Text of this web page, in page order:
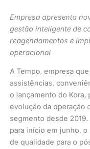
Empresa apresenta
gestão inteligente de
reagendamentos e
operacional
A Tempo, empresa
assistências,
o lançamento do Kora,
evolução da operação
segmento desde
para início em junho,
de qualidade para o